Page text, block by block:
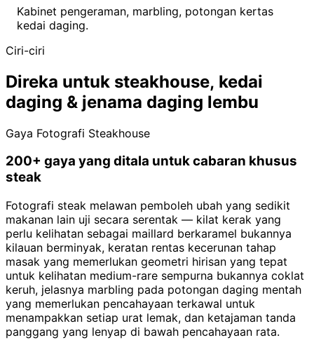
Kabinet pengeraman, marbling, potongan kertas
kedai daging.
Ciri-ciri
Direka untuk steakhouse, kedai
daging & jenama daging lembu
Gaya Fotografi Steakhouse
200+ gaya yang ditala untuk cabaran khusus
steak
Fotografi steak melawan pemboleh ubah yang sedikit
makanan lain uji secara serentak — kilat kerak yang
perlu kelihatan sebagai maillard berkaramel bukannya
kilauan berminyak, keratan rentas kecerunan tahap
masak yang memerlukan geometri hirisan yang tepat
untuk kelihatan medium-rare sempurna bukannya coklat
keruh, jelasnya marbling pada potongan daging mentah
yang memerlukan pencahayaan terkawal untuk
menampakkan setiap urat lemak, dan ketajaman tanda
panggang yang lenyap di bawah pencahayaan rata.